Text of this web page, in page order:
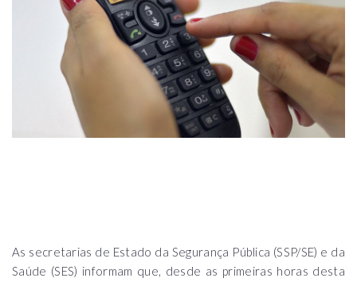
As secretarias de Estado da Segurança Pública (SSP/SE) e da
Saúde (SES) informam que, desde as primeiras horas desta